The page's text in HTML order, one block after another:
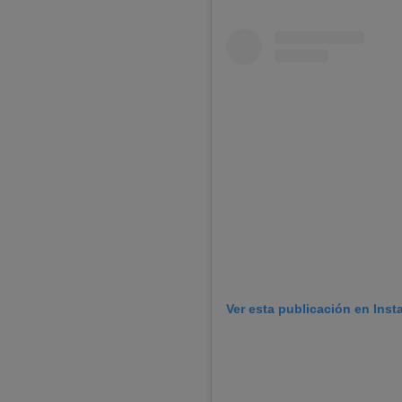
Ver esta publicación en